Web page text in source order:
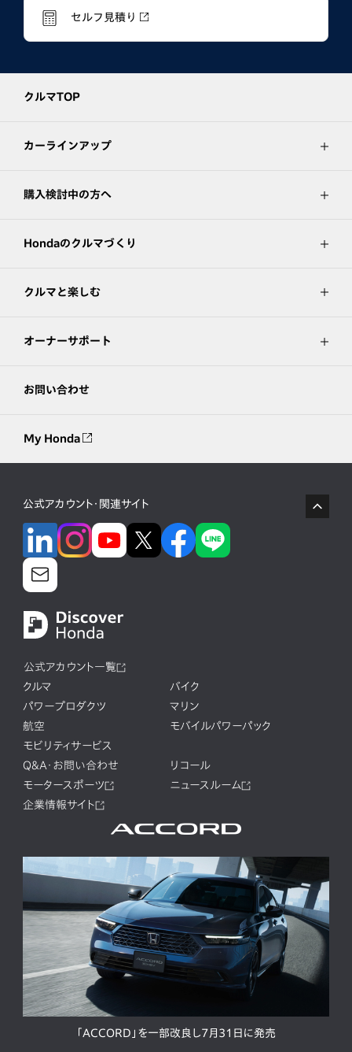
セルフ見積り
クルマTOP
カーラインアップ
購入検討中の方へ
Hondaのクルマづくり
クルマと楽しむ
オーナーサポート
お問い合わせ
My Honda
公式アカウント・関連サイト
公式アカウント一覧
クルマ
バイク
パワープロダクツ
マリン
航空
モバイルパワーパック
モビリティサービス
Q&A・お問い合わせ
リコール
モータースポーツ
ニュースルーム
企業情報サイト
「ACCORD」を一部改良し7月31日に発売